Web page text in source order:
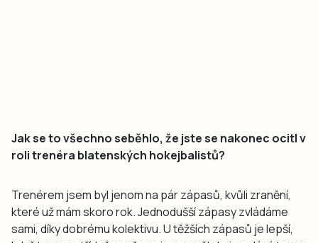
Jak se to všechno seběhlo, že jste se nakonec ocitl v
roli trenéra blatenských hokejbalistů?
Trenérem jsem byl jenom na pár zápasů, kvůli zranění,
které už mám skoro rok. Jednodušší zápasy zvládáme
sami, díky dobrému kolektivu. U těžších zápasů je lepší,